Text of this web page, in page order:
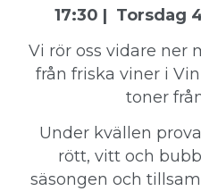
17:30 | Torsdag
Vi rör oss vidare ner
från friska viner i
toner
Under kvällen
rött, vitt och
säsongen och